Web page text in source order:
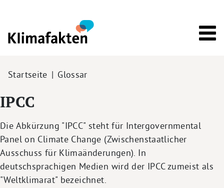
Pfadnavigation
Startseite Glossar
IPCC
Die Abkürzung "IPCC" steht für Intergovernmental
Panel on Climate Change (Zwischenstaatlicher
Ausschuss für Klimaänderungen). In
deutschsprachigen Medien wird der IPCC zumeist als
"Weltklimarat" bezeichnet.